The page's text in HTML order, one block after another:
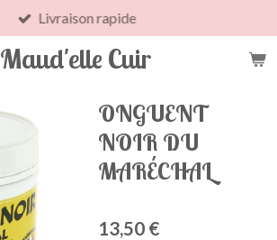
Maud'elle Cuir
Livraison rapide
ONGUENT
NOIR DU
MARÉCHAL
13,50 €